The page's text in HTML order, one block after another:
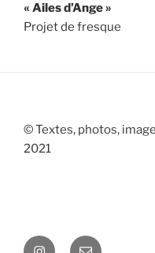
« Ailes d’Ange »
Projet de fresque
©Textes, photos,
2021
Instagram
E-